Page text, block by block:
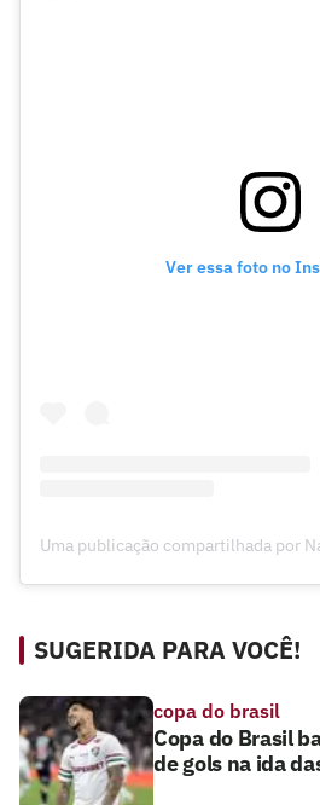
Ver essa foto no
SUGERIDA PARA VOCÊ!
copa do brasil
Copa do Brasil
de gols na ida